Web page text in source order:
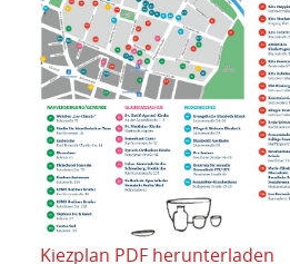
Kiezplan PDF herunterladen